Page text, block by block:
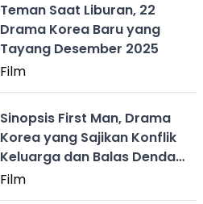
Teman Saat Liburan, 22
Drama Korea Baru yang
Tayang Desember 2025
Film
Sinopsis First Man, Drama
Korea yang Sajikan Konflik
Keluarga dan Balas Dendam
Intens
Film